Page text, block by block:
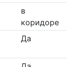
в
коридоре
Да